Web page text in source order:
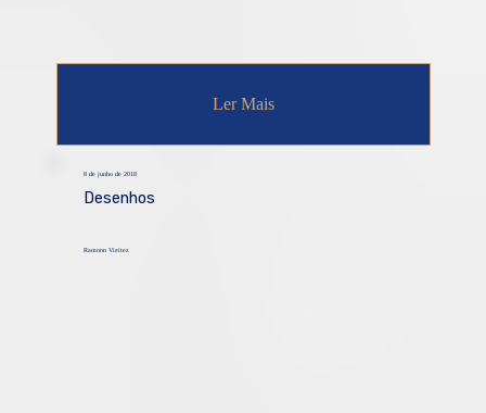
Ler Mais
8 de junho de 2018
Desenhos
Ramonn Vieitez